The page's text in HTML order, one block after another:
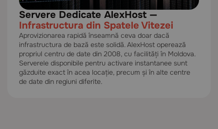
Servere Dedicate AlexHost —
Infrastructura din Spatele Vitezei
Aprovizionarea rapidă înseamnă ceva doar dacă
infrastructura de bază este solidă. AlexHost operează
propriul centru de date din 2008, cu facilități în Moldova.
Serverele disponibile pentru activare instantanee sunt
găzduite exact în acea locație, precum și în alte centre
de date din regiuni diferite.